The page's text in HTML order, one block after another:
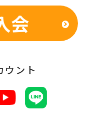
会
ウント